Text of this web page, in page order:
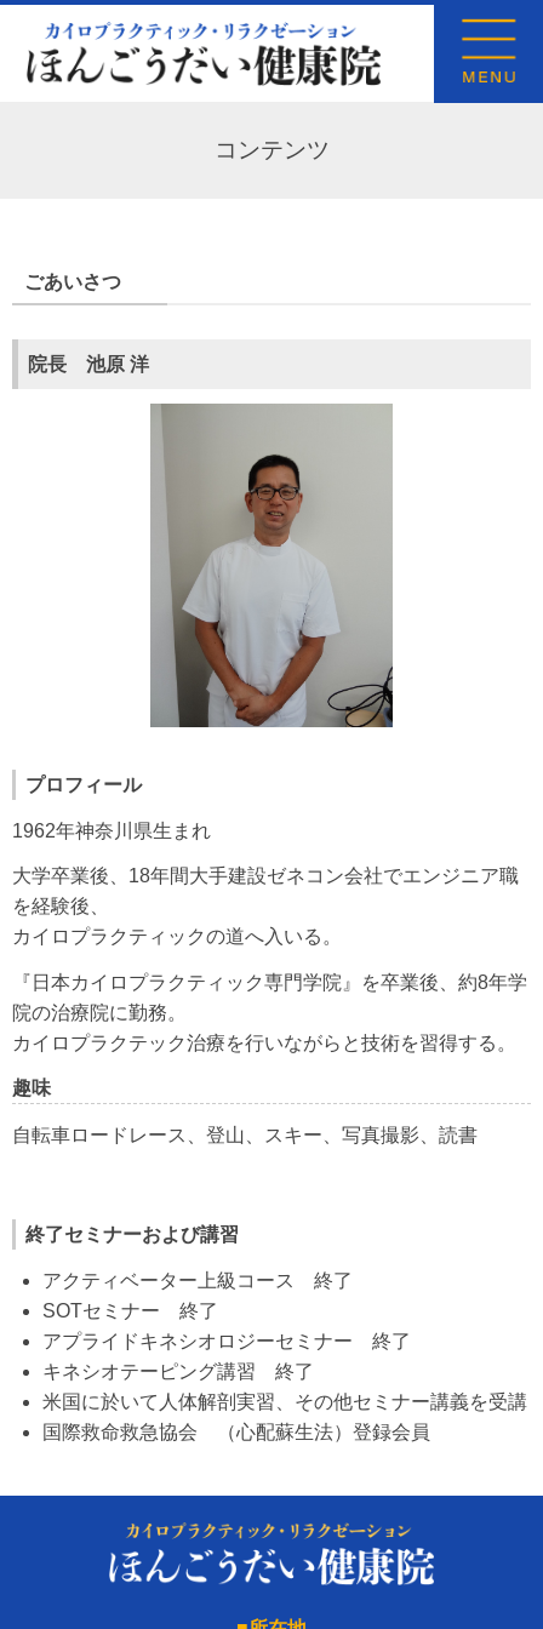
コンテンツ
ごあいさつ
院長 池原 洋
プロフィール
1962年神奈川県生まれ
大学卒業後、18年間大手建設ゼネコン会社でエンジニア職
を経験後、
カイロプラクティックの道へ入いる。
『日本カイロプラクティック専門学院』を卒業後、約8年学
院の治療院に勤務。
カイロプラクテック治療を行いながらと技術を習得する。
趣味
自転車ロードレース、登山、スキー、写真撮影、読書
終了セミナーおよび講習
アクティベーター上級コース 終了
SOTセミナー 終了
アプライドキネシオロジーセミナー 終了
キネシオテーピング講習 終了
米国に於いて人体解剖実習、その他セミナー講義を受講
国際救命救急協会 （心配蘇生法）登録会員